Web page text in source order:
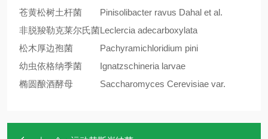
苍黄松树土杆菌
Pinisolibacter ravus Dahal et al.
非脱羧勒克莱尔氏菌Leclercia adecarboxylata
松木厚边孢菌
Pachyramichloridium pini
幼虫依格纳季菌
Ignatzschineria larvae
椭圆酿酒酵母
Saccharomyces Cerevisiae var.